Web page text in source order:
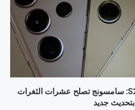
جالكسي S25، S24، S23: سامسونج تصلح عشرات الثغرات
بتحديث جديد